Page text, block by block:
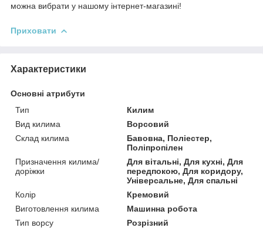
можна вибрати у нашому інтернет-магазині!
Приховати
Характеристики
Основні атрибути
Тип
Килим
Вид килима
Ворсовий
Склад килима
Бавовна, Поліестер,
Поліпропілен
Призначення килима/
доріжки
Для вітальні, Для кухні, Для
передпокою, Для коридору,
Універсальне, Для спальні
Колір
Кремовий
Виготовлення килима
Машинна робота
Тип ворсу
Розрізний